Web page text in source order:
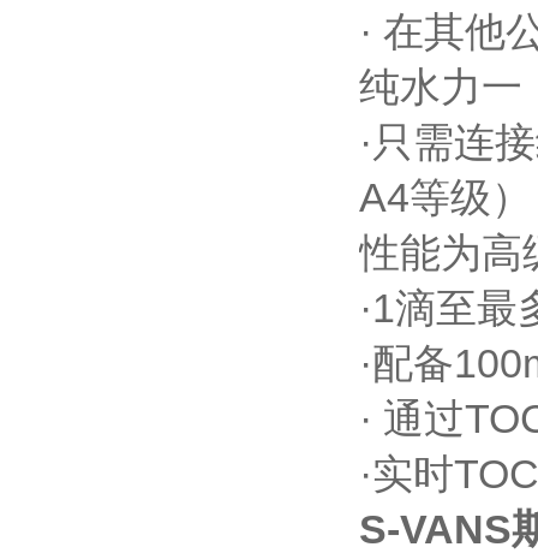
· 在其他
纯水力一
·只需连
A4等级）
性能为高
·1滴至
·配备
· 通过
·实时
S-VANS